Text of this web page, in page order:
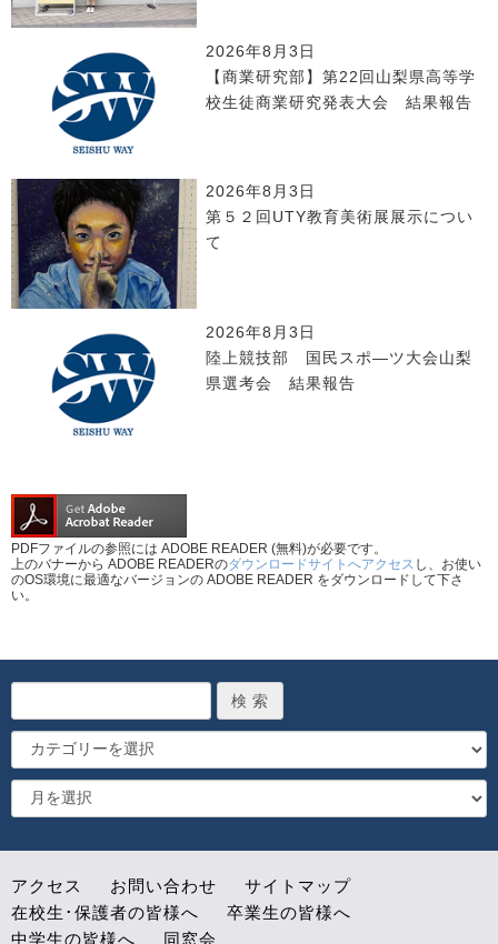
2026年8月3日
【商業研究部】第22回山梨県高等学
校生徒商業研究発表大会 結果報告
2026年8月3日
第５２回UTY教育美術展展示につい
て
2026年8月3日
陸上競技部 国民スポ―ツ大会山梨
県選考会 結果報告
PDFファイルの参照には ADOBE READER (無料)が必要です。
上のバナーから ADOBE READERのダウンロードサイトへアクセス し、お使い
のOS環境に最適なバージョンの ADOBE READER をダウンロードして下さ
い。
アクセス お問い合わせ
サイトマップ
在校生･保護者の皆様へ
卒業生の皆様へ
中学生の皆様へ
同窓会